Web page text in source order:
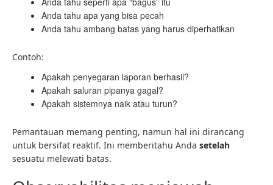
Anda tahu apa yang bisa pecah
Anda tahu ambang batas yang harus diperhatikan
Contoh:
Apakah penyegaran laporan berhasil?
Apakah saluran pipanya gagal?
Apakah sistemnya naik atau turun?
Pemantauan memang penting, namun hal ini dirancang
untuk bersifat reaktif. Ini memberitahu Anda setelah
sesuatu melewati batas.